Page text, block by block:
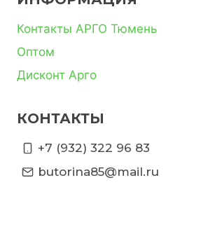
Контакты АРГО Тюмень
Оптом
Дисконт Арго
КОНТАКТЫ
+7 (932) 322 96 83
butorina85@mail.ru